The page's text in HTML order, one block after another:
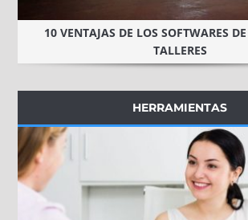
10 VENTAJAS DE LOS SOFTWARES
TALLERES
HERRAMIENTAS